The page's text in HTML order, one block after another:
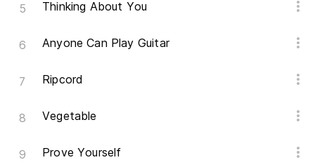
Thinking About You
Anyone Can Play Guitar
Ripcord
Vegetable
Prove Yourself